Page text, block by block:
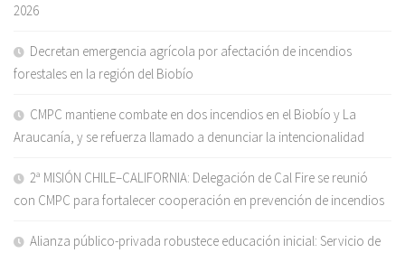
2026
Decretan emergencia agrícola por afectación de incendios
forestales en la región del Biobío
CMPC mantiene combate en dos incendios en el Biobío y La
Araucanía, y se refuerza llamado a denunciar la intencionalidad
2ª MISIÓN CHILE–CALIFORNIA: Delegación de Cal Fire se reunió
con CMPC para fortalecer cooperación en prevención de incendios
Alianza público-privada robustece educación inicial: Servicio de